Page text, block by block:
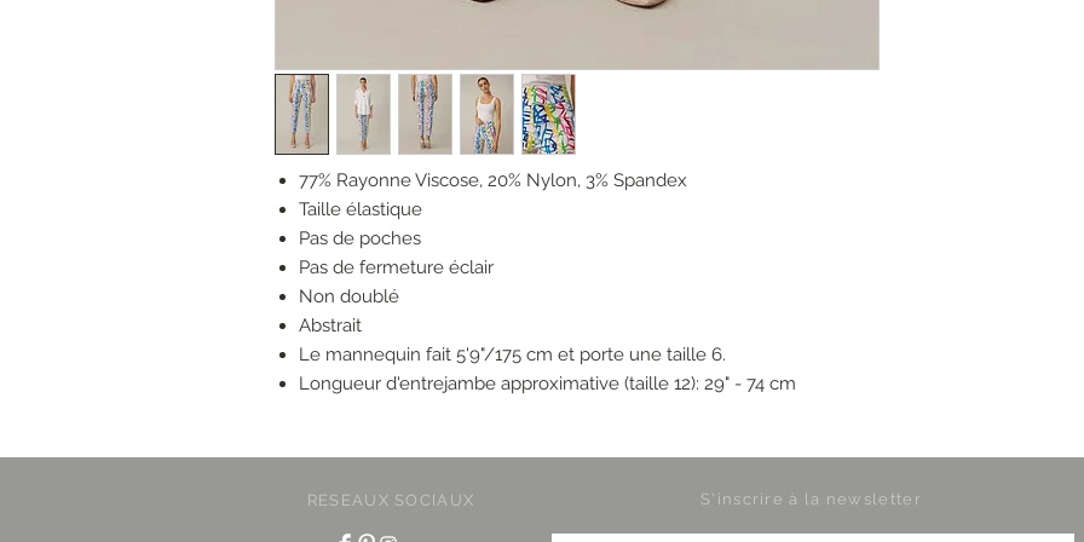
77% Rayonne Viscose, 20% Nylon, 3% Spandex
Taille élastique
Pas de poches
Pas de fermeture éclair
Non doublé
Abstrait
Le mannequin fait 5'9"/175 cm et porte une taille 6.
Longueur d'entrejambe approximative (taille 12): 29" - 74 cm
RESEAUX SOCIAUX S'inscrire à la newsletter